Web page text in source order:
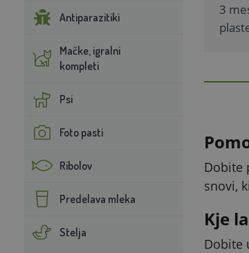
Antiparazitiki
Mačke, igralni
kompleti
Psi
Foto pasti
Ribolov
Predelava mleka
Stelja
3
Dobite
snovi,
Kje
Dobite